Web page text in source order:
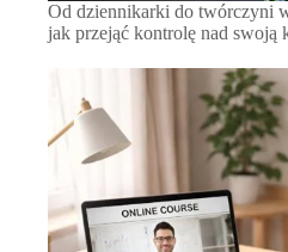
Od dziennikarki do twórczyni
jak przejąć kontrolę nad swoją